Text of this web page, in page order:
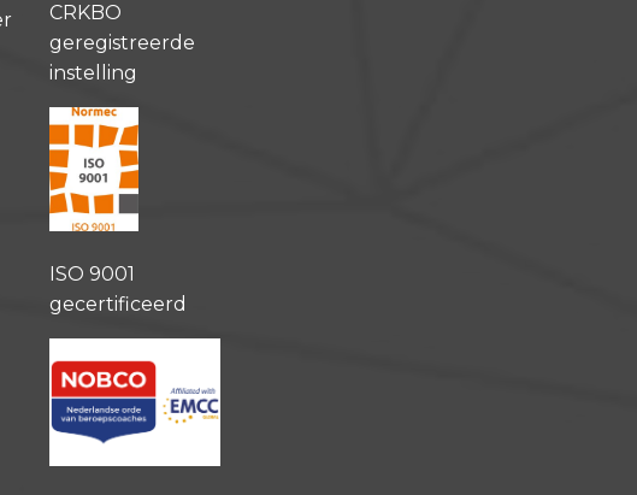
CRKBO
geregistreerde
instelling
ISO 9001
gecertificeerd